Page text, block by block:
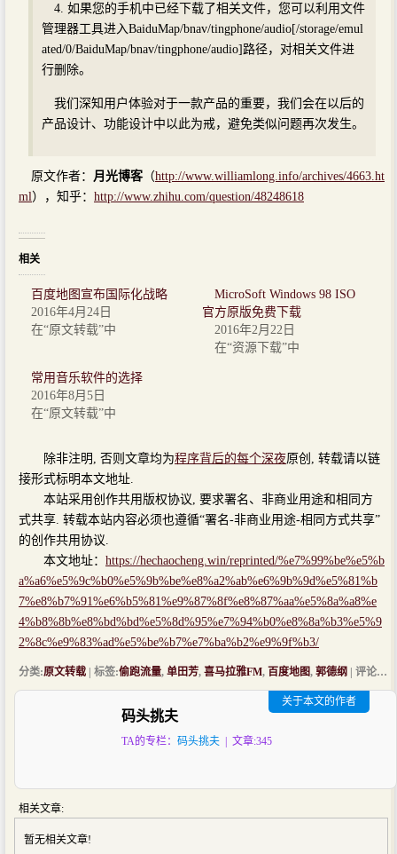
4. 如果您的手机中已经下载了相关文件，您可以利用文件
管理器工具进入BaiduMap/bnav/tingphone/audio[/storage/emul
ated/0/BaiduMap/bnav/tingphone/audio]路径，对相关文件进
行删除。
我们深知用户体验对于一款产品的重要，我们会在以后的
产品设计、功能设计中以此为戒，避免类似问题再次发生。
原文作者： 月光博客（http://www.williamlong.info/archives/4663.ht
ml），知乎： http://www.zhihu.com/question/48248618
相关
百度地图宣布国际化战略
2016年4月24日
在“原文转载”中
MicroSoft Windows 98 ISO
官方原版免费下载
2016年2月22日
在“资源下载”中
常用音乐软件的选择
2016年8月5日
在“原文转载”中
除非注明, 否则文章均为程序背后的每个深夜原创, 转载请以链
接形式标明本文地址.
本站采用创作共用版权协议, 要求署名、非商业用途和相同方
式共享. 转载本站内容必须也遵循“署名-非商业用途-相同方式共享”
的创作共用协议.
本文地址： https://hechaocheng.win/reprinted/%e7%99%be%e5%b
a%a6%e5%9c%b0%e5%9b%be%e8%a2%ab%e6%9b%9d%e5%81%b
7%e8%b7%91%e6%b5%81%e9%87%8f%e8%87%aa%e5%8a%a8%e
4%b8%8b%e8%bd%bd%e5%8d%95%e7%94%b0%e8%8a%b3%e5%9
2%8c%e9%83%ad%e5%be%b7%e7%ba%b2%e9%9f%b3/
分类:原文转载 | 标签:偷跑流量, 单田芳, 喜马拉雅FM, 百度地图, 郭德纲 | 评论:0 | 浏览:
码头挑夫
TA的专栏： 码头挑夫 | 文章:345
关于本文的作者
相关文章:
暂无相关文章!